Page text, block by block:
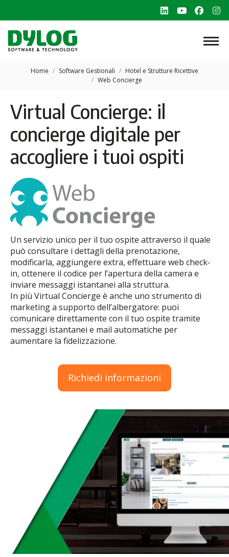
Linkedin
new
YouTube
opens
new
opens
Tu sei qui:
Home Software Gestionali
Hotel e Strutture Ricettive
Web Concierge
Virtual Concierge: il
concierge digitale per
accogliere i tuoi ospiti
Un servizio unico per il tuo ospite attraverso il quale
può consultare i dettagli della prenotazione,
modificarla, aggiungere extra, effettuare web check-
in, ottenere il codice per l’apertura della camera e
inviare messaggi istantanei alla struttura.
In più Virtual Concierge è anche uno strumento di
marketing a supporto dell’albergatore: puoi
comunicare direttamente con il tuo ospite tramite
messaggi istantanei e mail automatiche per
aumentare la fidelizzazione.
Richiedi informazioni